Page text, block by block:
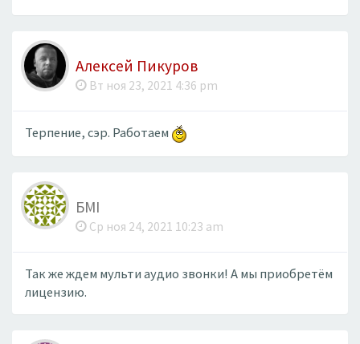
Алексей Пикуров
Вт ноя 23, 2021 4:36 pm
Терпение, сэр. Работаем
БМІ
Ср ноя 24, 2021 10:23 am
Так же ждем мульти аудио звонки! А мы приобретём
лицензию.